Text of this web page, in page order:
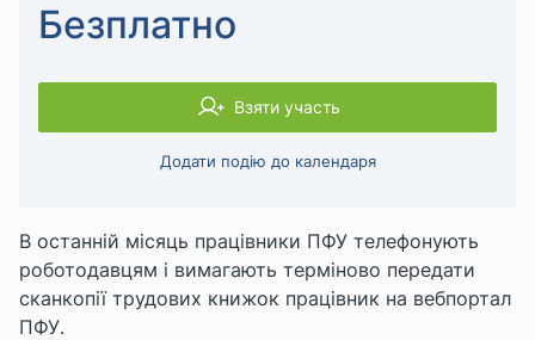
В останній місяць працівники ПФУ телефонують
роботодавцям і вимагають терміново передати
сканкопії трудових книжок працівник на вебпортал
ПФУ.
Безплатно
Взяти участь
Додати подію до календаря